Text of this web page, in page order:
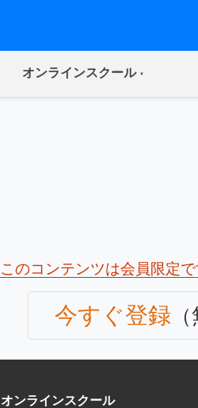
オンラインスクール(current)
このコンテンツは会員限定
今すぐ登録
オンラインスクール